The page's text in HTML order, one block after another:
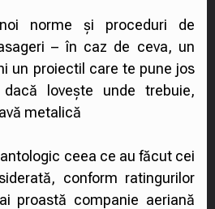
norme și proceduri de
– în caz de ceva, un
un proiectil care te pune jos
lovește unde trebuie,
metalică
ceea ce au făcut cei
conform ratingurilor
proastă companie aeriană